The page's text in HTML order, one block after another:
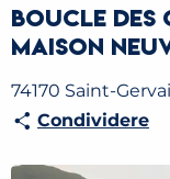
Boucle des
Maison
74170 Saint-
Condividere